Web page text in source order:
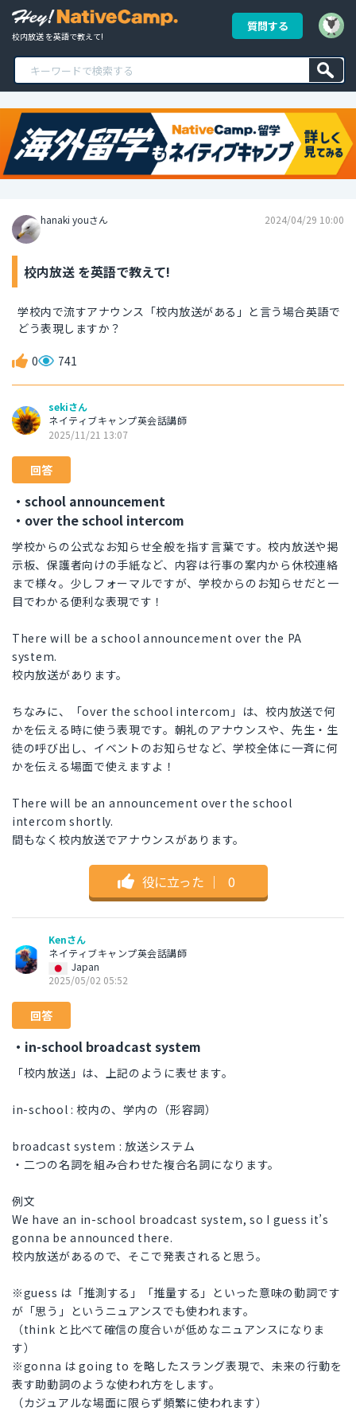
校内放送 を英語で教えて!
質問する
hanaki youさん 2024/04/29 10:00
校内放送 を英語で教えて!
学校内で流すアナウンス「校内放送がある」と言う場合英語で
どう表現しますか？
0 741
sekiさん
ネイティブキャンプ英会話講師
2025/11/21 13:07
回答
・school announcement
・over the school intercom
学校からの公式なお知らせ全般を指す言葉です。校内放送や掲
示板、保護者向けの手紙など、内容は行事の案内から休校連絡
まで様々。少しフォーマルですが、学校からのお知らせだと一
目でわかる便利な表現です！
There will be a school announcement over the PA
system.
校内放送があります。
ちなみに、「over the school intercom」は、校内放送で何
かを伝える時に使う表現です。朝礼のアナウンスや、先生・生
徒の呼び出し、イベントのお知らせなど、学校全体に一斉に何
かを伝える場面で使えますよ！
There will be an announcement over the school
intercom shortly.
間もなく校内放送でアナウンスがあります。
役に立った ｜ 0
Kenさん
ネイティブキャンプ英会話講師
Japan
2025/05/02 05:52
回答
・in-school broadcast system
「校内放送」は、上記のように表せます。
in-school : 校内の、学内の（形容詞）
broadcast system : 放送システム
・二つの名詞を組み合わせた複合名詞になります。
例文
We have an in-school broadcast system, so I guess it’s
gonna be announced there.
校内放送があるので、そこで発表されると思う。
※guess は「推測する」「推量する」といった意味の動詞です
が「思う」というニュアンスでも使われます。
（think と比べて確信の度合いが低めなニュアンスになりま
す）
※gonna は going to を略したスラング表現で、未来の行動を
表す助動詞のような使われ方をします。
（カジュアルな場面に限らず頻繁に使われます）